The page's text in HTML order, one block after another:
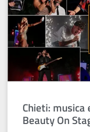
Chieti: musica
Beauty On